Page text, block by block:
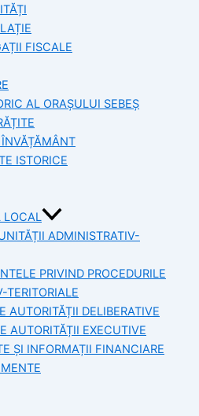
FISCALE
AL ORAȘULUI SEBEȘ
ISTORICE
LOCAL
ADMINISTRATIV-
PRIVIND PROCEDURILE
TERITORIALE
AUTORITĂȚII DELIBERATIVE
AUTORITĂȚII EXECUTIVE
ȘI INFORMAȚII FINANCIARE